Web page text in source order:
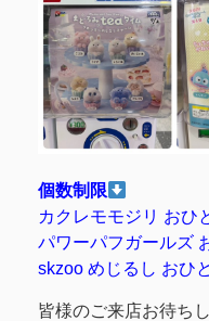
個数制限
カクレモモジリ おひ
パワーパフガールズ
skzoo めじるし おひ
皆様のご来店お待ち